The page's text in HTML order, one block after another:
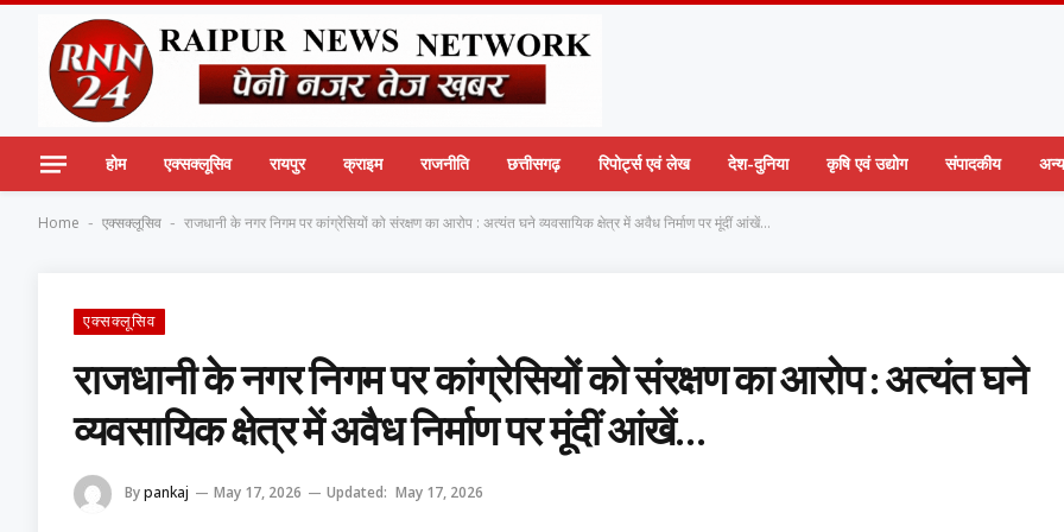
होम एक्सक्लूसिव रायपुर क्राइम राजनीति छत्तीसगढ़ रिपोर्ट्स एवं लेख देश-दुनिया कृषि एवं उद्योग संपादकीय अन्य
Home - एक्सक्लूसिव - राजधानी के नगर निगम पर कांग्रेसियों को संरक्षण का आरोप : अत्यंत घने व्यवसायिक क्षेत्र में अवैध निर्माण पर मूंदीं आंखें…
एक्सक्लूसिव
राजधानी के नगर निगम पर कांग्रेसियों को संरक्षण का आरोप : अत्यंत घने
व्यवसायिक क्षेत्र में अवैध निर्माण पर मूंदीं आंखें…
Bypankaj May 17, 2026 Updated: May 17, 2026